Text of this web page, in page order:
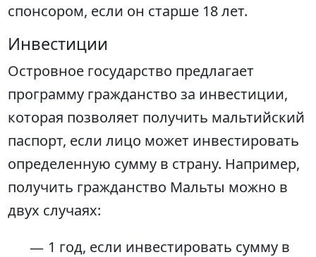
спонсором, если он старше 18 лет.
Инвестиции
Островное государство предлагает
программу гражданство за инвестиции,
которая позволяет получить мальтийский
паспорт, если лицо может инвестировать
определенную сумму в страну. Например,
получить гражданство Мальты можно в
двух случаях:
1 год, если инвестировать сумму в